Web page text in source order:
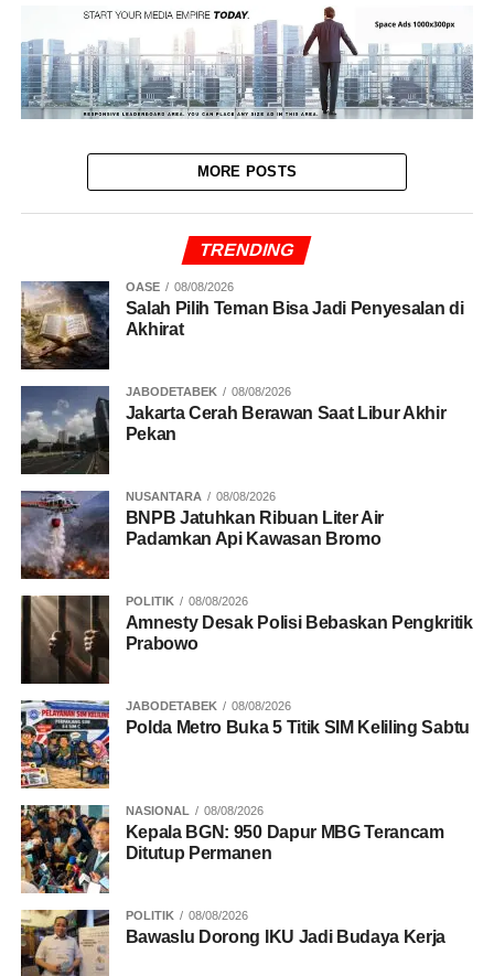
MORE POSTS
TRENDING
OASE 08/08/2026
Salah Pilih Teman Bisa Jadi Penyesalan di
Akhirat
JABODETABEK 08/08/2026
Jakarta Cerah Berawan Saat Libur Akhir
Pekan
NUSANTARA 08/08/2026
BNPB Jatuhkan Ribuan Liter Air
Padamkan Api Kawasan Bromo
POLITIK 08/08/2026
Amnesty Desak Polisi Bebaskan Pengkritik
Prabowo
JABODETABEK 08/08/2026
Polda Metro Buka 5 Titik SIM Keliling Sabtu
NASIONAL 08/08/2026
Kepala BGN: 950 Dapur MBG Terancam
Ditutup Permanen
POLITIK 08/08/2026
Bawaslu Dorong IKU Jadi Budaya Kerja